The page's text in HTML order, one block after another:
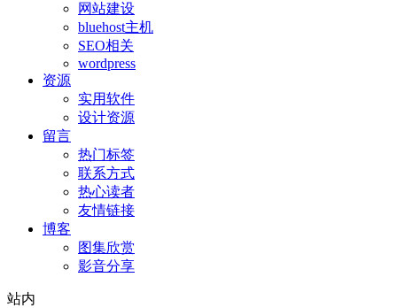
网站建设
bluehost主机
SEO相关
wordpress
资源
实用软件
设计资源
留言
热门标签
联系方式
热心读者
友情链接
博客
图集欣赏
影音分享
站内